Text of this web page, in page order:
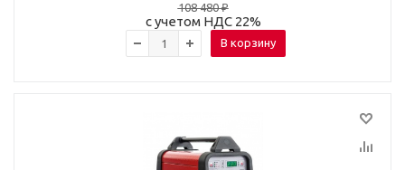
108 480₽
с учетом НДС 22%
В корзину